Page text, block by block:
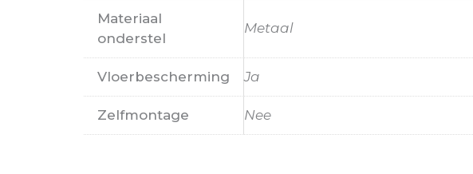
Probeer het nog sneller te laten bezorgen Nu minimaal 2 weken erop
Materiaal
onderstel
Metaal
Vloerbescherming Ja
Zelfmontage Nee